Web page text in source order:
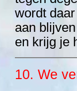
wordt
aan
en krijg je
10. We